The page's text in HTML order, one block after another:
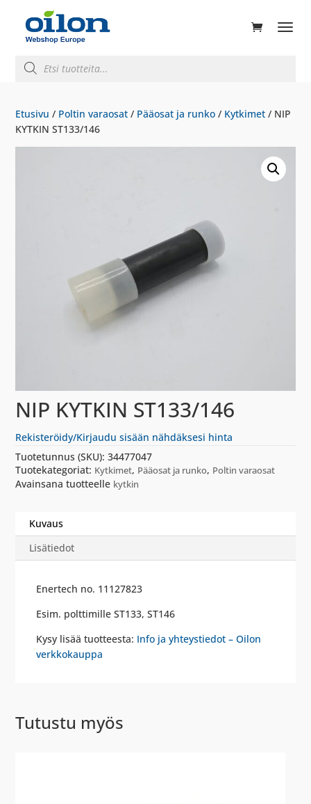
search
Etusivu / Poltin varaosat / Pääosat ja runko / Kytkimet / NIP
KYTKIN ST133/146
NIP KYTKIN ST133/146
Rekisteröidy/Kirjaudu sisään nähdäksesi hinta
Tuotetunnus (SKU):34477047
Tuotekategoriat: Kytkimet, Pääosat ja runko, Poltin varaosat
Avainsana tuotteelle kytkin
Kuvaus
Lisätiedot
Enertech no. 11127823
Esim. polttimille ST133, ST146
Kysy lisää tuotteesta: Info ja yhteystiedot – Oilon
verkkokauppa
Tutustu myös